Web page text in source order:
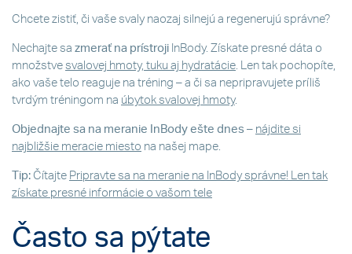
Chcete zistiť, či vaše svaly naozaj silnejú a regenerujú správne?
Nechajte sa zmerať na prístroji InBody. Získate presné dáta o
množstve svalovej hmoty, tuku aj hydratácie . Len tak pochopíte,
ako vaše telo reaguje na tréning – a či sa nepripravujete príliš
tvrdým tréningom na úbytok svalovej hmoty.
Objednajte sa na meranie InBody ešte dnes – nájdite si
najbližšie meracie miesto na našej mape.
Tip: Čítajte Pripravte sa na meranie na InBody správne! Len tak
získate presné informácie o vašom tele
Často sa pýtate